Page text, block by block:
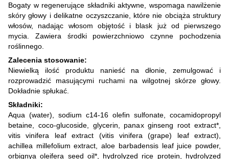
Bogaty w regenerujące składniki aktywne, wspomaga nawilżenie
skóry głowy i delikatne oczyszczanie, które nie obciąża struktury
włosów, nadając włosom objętość i blask już od pierwszego
mycia. Zawiera środki powierzchniowo czynne pochodzenia
roślinnego.
Zalecenia stosowanie:
Niewielką ilość produktu nanieść na dłonie, zemulgować i
rozprowadzić masującymi ruchami na wilgotnej skórze głowy.
Dokładnie spłukać.
Składniki:
Aqua (water), sodium c14-16 olefin sulfonate, cocamidopropyl
betaine, coco-glucoside, glycerin, panax ginseng root extract*,
vitis vinifera leaf extract (vitis vinifera (grape) leaf extract),
achillea millefolium extract, aloe barbadensis leaf juice powder,
orbignya oleifera seed oil*, hydrolyzed rice protein, hydrolyzed